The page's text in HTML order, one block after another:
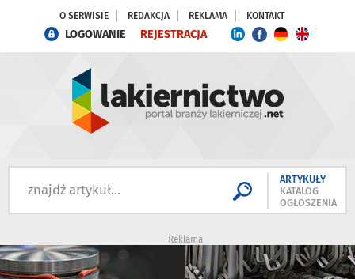
O SERWISIE REDAKCJA REKLAMA KONTAKT
LOGOWANIE REJESTRACJA
ARTYKUŁY
KATALOG
OGŁOSZENIA
Reklama